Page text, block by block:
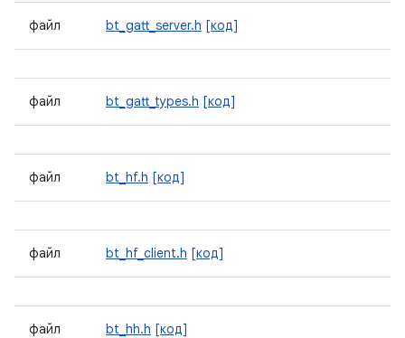
файл bt_gatt_server.h [код]
файл bt_gatt_types.h [код]
файл bt_hf.h [код]
файл bt_hf_client.h [код]
файл bt_hh.h [код]